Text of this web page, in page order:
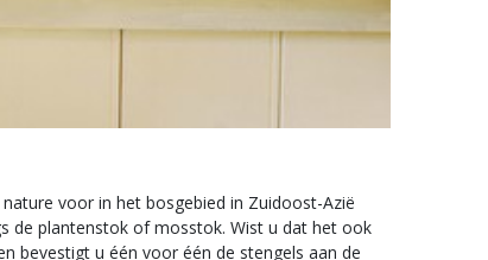
voor in het bosgebied in Zuidoost-Azië
de plantenstok of mosstok. Wist u dat het ook
bevestigt u één voor één de stengels aan de